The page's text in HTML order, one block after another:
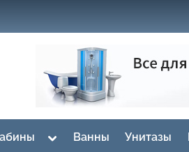
ToggleВанны Унитазы